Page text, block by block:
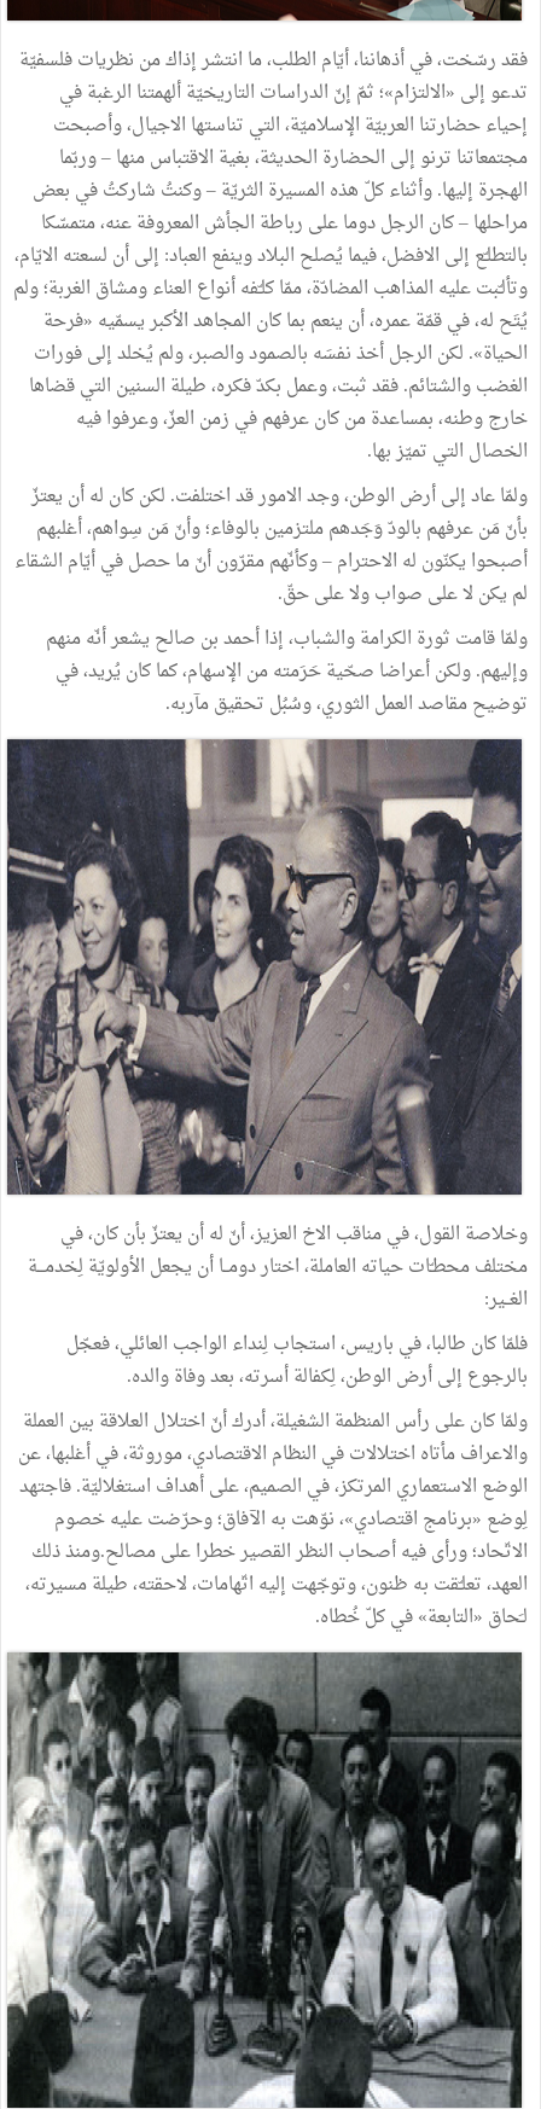
فقدرسّخت،فيأذهاننا،أيّام الطلب،ما انتشرإذاكمن نظرياتفلسفيّة
تدعوإلى «الالتزام»؛ثمّ إنّ الدراسات التاريخيّةألهمتنا الرغبةفي
إحياءحضارتنا العربيّة الإسلاميّة،التي تناستها الاجيال،وأصبحت
مجتمعاتنا ترنوإلى الحضارة الحديثة،بغية الاقتباسمنها–وربّما
الهجرة إليها.وأثناءكلّ هذه المسيرة الثريّة–وكنتُ شاركتُفي بعض
مراحلها–كان الرجلدوماعلى رباطة الجأش المعروفةعنه،متمسّكا
بالتطلـّع إلى الافضل،فيما يُصلح البلادوينفع العباد: إلىأن لسعته الايّام،
وتألـّبتعليه المذاهب المضادّة،ممّاكلـّفهأنواع العناءومشاق الغربة؛ولم
يُتَح له،فيقمّةعمره،أن ينعم بماكان المجاهدالأكبريسمّيه «فرحة
الحياة»
. لكن الرجلأخذنفسَه بالصمودوالصبر،ولم يُخلدإلىفورات
الغضبوالشتائم.فقدثبت،وعمل بكدّفكره،طيلة السنين التيقضاها
خارجوطنه،بمساعدةمنكانعرفهمفي زمن العزّ،وعرفوافيه
الخصال التي تميّزبها.
ولمّاعادإلىأرض الوطن،وجدالامورقداختلفت. لكنكان لهأن يعتزّ
بأنّمَنعرفهم بالودّوَجَدهمملتزمين بالوفاء؛وأنّمَن سِواهم،أغلبهم
أصبحوا يكنّون له الاحترام–وكأنّهممقرّونأنّماحصلفيأيّام الشقاء
لم يكن لاعلى صوابولاعلىحقّ.
ولمّاقامت ثورة الكرامةوالشباب،إذاأحمدبن صالح يشعرأنّهمنهم
وإليهم.ولكنأعراضا صحّيةحَرَمتهمن الإسهام،كماكان يُريد،في
توضيحمقاصدالعمل الثوري،وسُبُل تحقيقمآربه.
وخلاصة القول،فيمناقب الاخ العزيز،أنّ لهأن يعتزّبأنكان،في
مختلفمحطـّاتحياته العاملة،اختاردومــاأن يجعل الأولويّةلِخدمـــة
الغــير:
فلمّاكان طالبا،في باريس،استجابلِنداء الواجب العائلي،فعجّل
بالرجوع إلىأرض الوطن،لِكفالةأسرته،بعدوفاةوالده.
ولمّاكانعلى رأس المنظمة الشغيلة،أدركأنّ اختلال العلاقة بين العملة
والاعرافمأتاه اختلالاتفي النظام الاقتصادي،موروثة،فيأغلبها،عن
الوضع الاستعماري المرتكز،في الصميم،علىأهداف استغلاليّة.فاجتهد
لِوضع «برنامج اقتصادي»،نوّهت به الآفاق؛وحرّضتعليهخصوم
الاتّحاد؛ورأىفيهأصحاب النظرالقصيرخطراعلىمصالح.ومنذذلك
العهد،تعلـّقت به ظنون،وتوجّهت إليه اتّهامات،لاحقته،طيلةمسيرته،
لـَحاق «التابعة»فيكلّخُطاه.